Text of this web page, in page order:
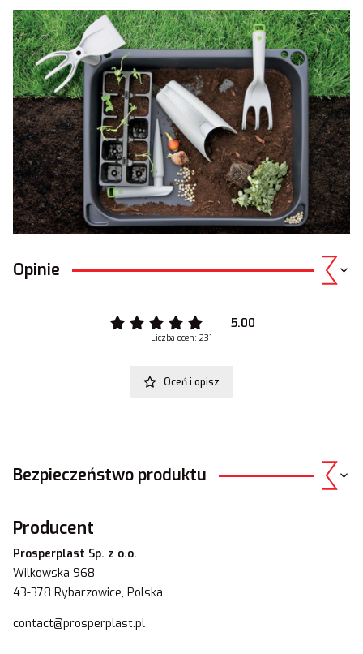
Opinie
5.00
Liczba ocen: 231
Oceń i opisz
Bezpieczeństwo produktu
Producent
Prosperplast Sp. z o.o.
Wilkowska 968
43-378 Rybarzowice, Polska
contact@prosperplast.pl